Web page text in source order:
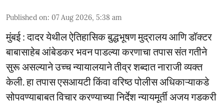
Published on: 07 Aug 2026, 5:38 am
मुंबई : दादर येथील ऐतिहासिक बुद्धभूषण मुद्रालय आणि डॉक्टर
बाबासाहेब आंबेडकर भवन पाडल्या करणाचा तपास संत गतीने
सुरू असल्याने उच्च न्यायालयाने तीव्र शब्दात नाराजी व्यक्त
केली. हा तपास एसआयटी किंवा वरिष्ठ पोलीस अधिकाऱ्याकडे
सोपवण्याबाबत विचार करण्याच्या निर्देश न्यायमूर्ती अजय गडकरी